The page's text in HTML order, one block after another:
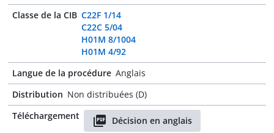
Classe de la CIB C22F 1/14
C22C 5/04
H01M 8/1004
H01M 4/92
Langue de la procédure Anglais
Distribution Non distribuées (D)
Téléchargement
Décision en anglais